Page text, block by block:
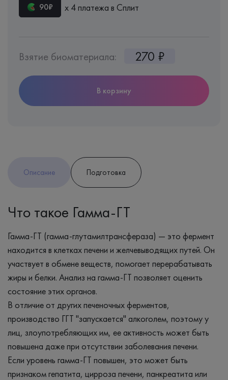
90₽ х 4 платежа в Сплит
Взятие биоматериала: 270 ₽
В корзину
Описание Подготовка
Что такое Гамма-ГТ
Гамма-ГТ (гамма-глутамилтрансфераза) — это фермент
находится в клетках печени и желчевыводящих путей. Он
участвует в обмене веществ, помогает перерабатывать
жиры и белки. Анализ на гамма-ГТ позволяет оценить
состояние этих органов.
В отличие от других печеночных ферментов,
производство ГГТ "запускается" алкоголем, поэтому у
лиц, злоупотребляющих им, ее активность может быть
повышена даже при отсутствии заболевания печени.
Если уровень гамма-ГТ повышен, это может быть
признаком гепатита, цирроза печени, панкреатита или